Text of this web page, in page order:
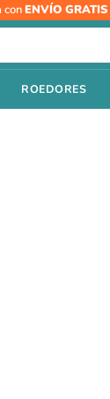
conENVÍO GRATIS
ROEDORES